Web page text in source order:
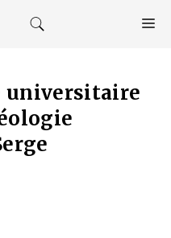
universitaire